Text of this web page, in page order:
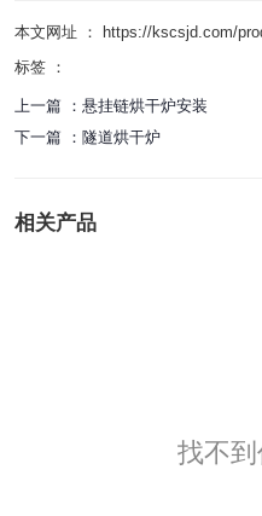
本文网址 ： https://kscsjd.com/
标签 ：
上一篇 ： 悬挂链烘干炉安装
下一篇 ： 隧道烘干炉
相关产品
找不